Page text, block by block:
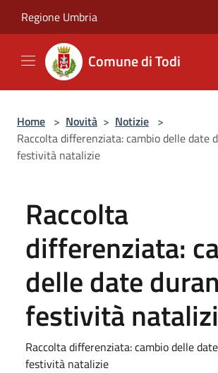
Regione Umbria
Comune di Todi
Home > Novità > Notizie >
Raccolta differenziata: cambio delle date
festività natalizie
Raccolta
differenziata:
delle date
festività
Raccolta differenziata: cambio delle
festività natalizie